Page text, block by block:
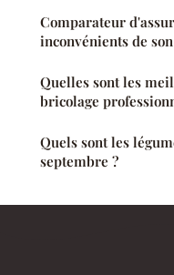
Comparateur
inconvénients de
Quelles sont les
bricolage
Quels sont les
septembre ?